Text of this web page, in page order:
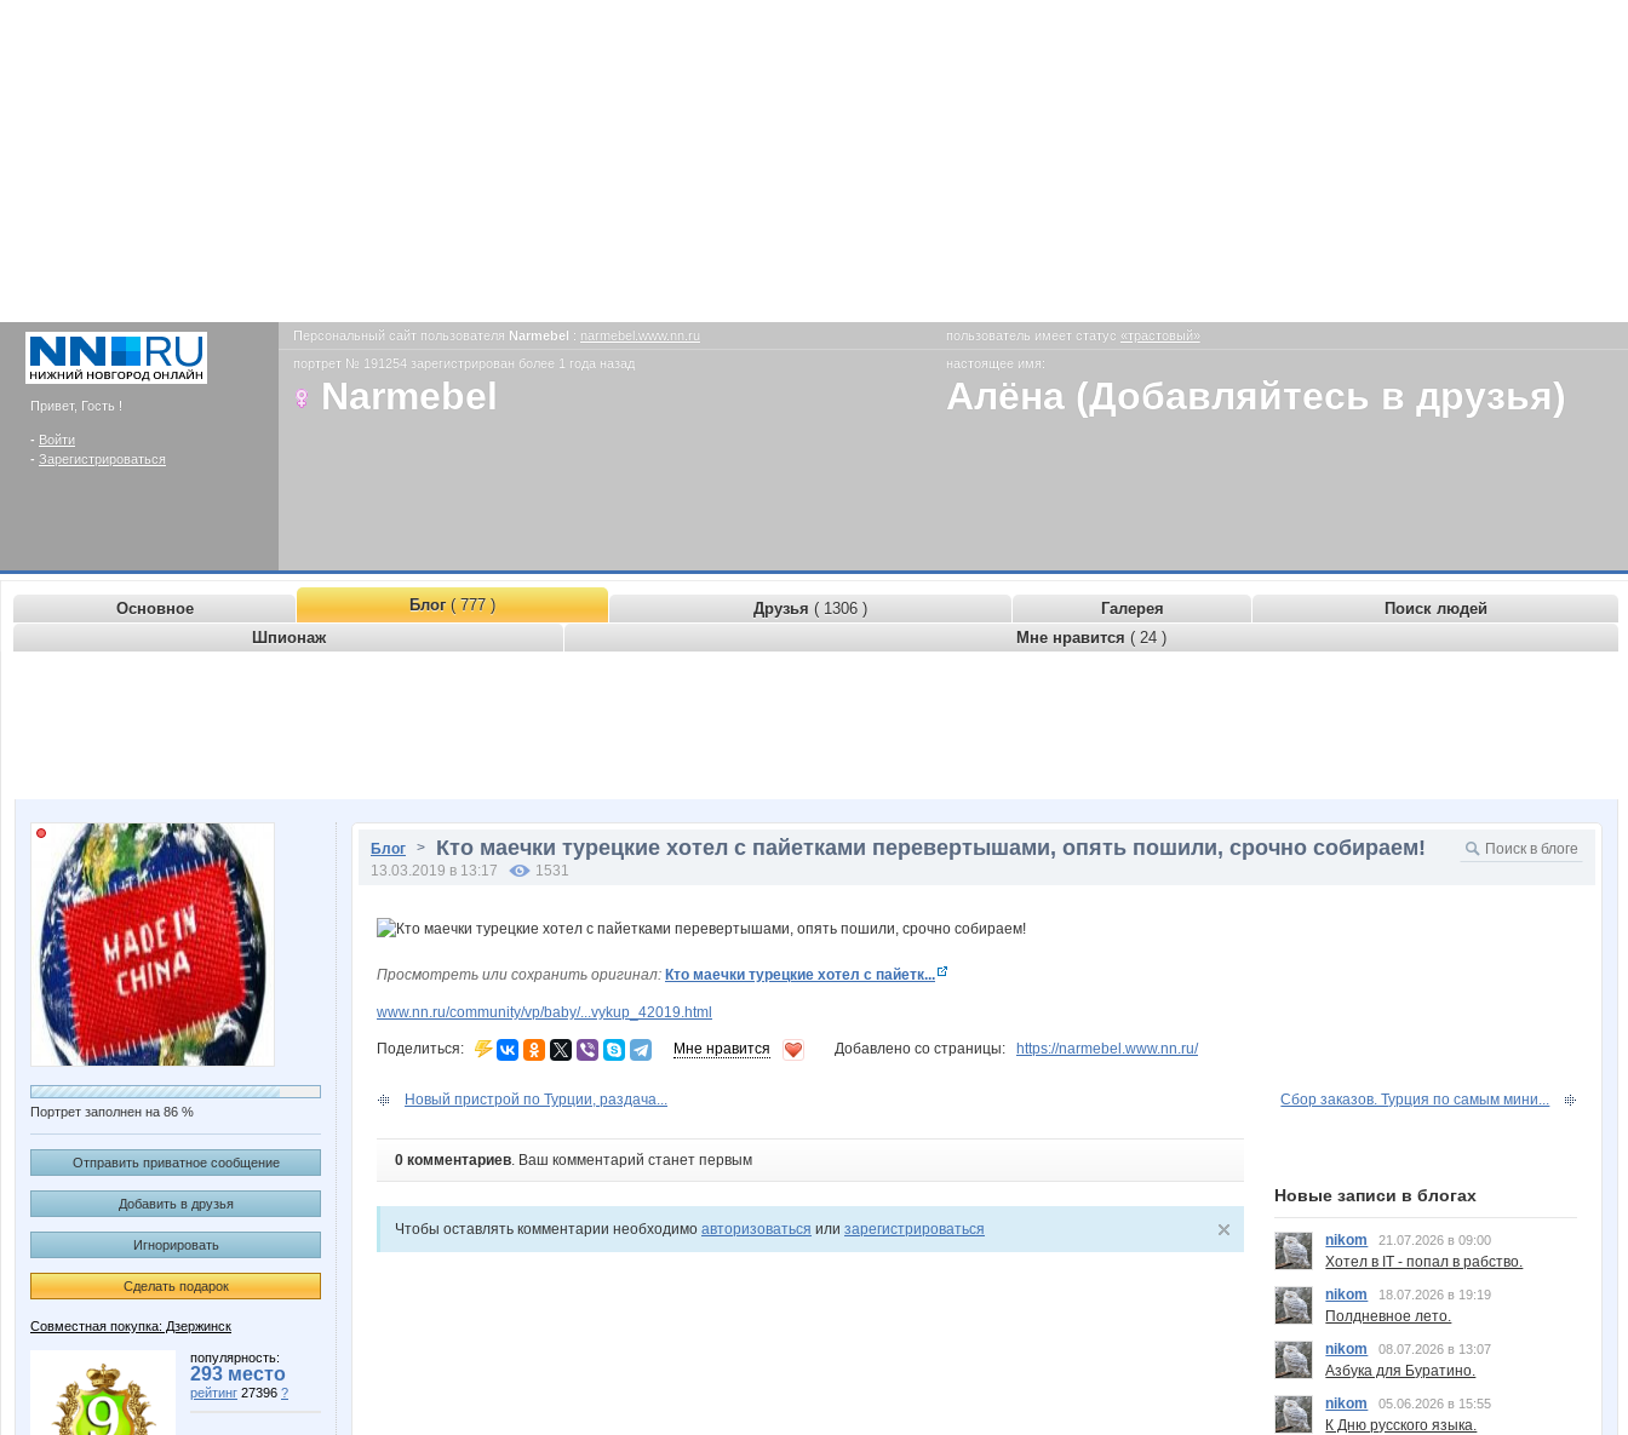
Привет, Гость !
- Войти
- Зарегистрироваться
Персональный сайт пользователя Narmebel : narmebel.www.nn.ru пользователь имеет статус «трастовый»
портрет № 191254 зарегистрирован более 1 года назад
Narmebel
настоящее имя:
Алёна (Добавляйтесь в друзья)
Основное Блог( 777 ) Друзья ( 1306 ) Галерея
Поиск людей
Шпионаж
Мне нравится ( 24 )
Портрет заполнен на 86 %
Отправить приватное сообщение
Добавить в друзья
Игнорировать
Сделать подарок
Совместная покупка: Дзержинск
популярность:
293 место
рейтинг 27396 ?
Блог > Кто маечки турецкие хотел с пайетками перевертышами, опять пошили, срочно собираем!
13.03.2019 в 13:17 1531
Просмотреть или сохранить оригинал: Кто маечки турецкие хотел с пайетк...
www.nn.ru/community/vp/baby/...vykup_42019.html
Поделиться: Мне нравится Добавлено со страницы: https://narmebel.www.nn.ru/
Новый пристрой по Турции, раздача... Сбор заказов. Турция по самым мини...
0 комментариев. Ваш комментарий станет первым
Чтобы оставлять комментарии необходимо авторизоваться или зарегистрироваться
Новые записи в блогах
nikom 21.07.2026 в 09:00
Хотел в IT - попал в рабство.
nikom
18.07.2026 в 19:19
Полдневное лето.
nikom
08.07.2026 в 13:07
Азбука для Буратино.
nikom
05.06.2026 в 15:55
К Дню русского языка.